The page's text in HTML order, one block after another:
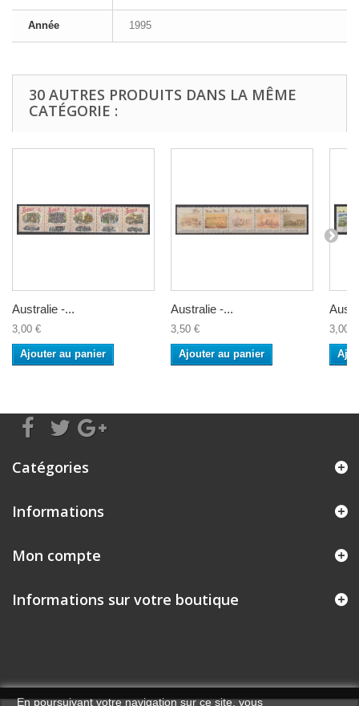
Année 1995
30 AUTRES PRODUITS DANS LA MÊME
CATÉGORIE :
Australie -...
3,00 €
Ajouter au panier
Australie -...
3,50 €
Ajouter au panier
3,00 €
Catégories
Informations
Mon compte
Informations sur votre boutique
En poursuivant votre navigation sur ce site, vous